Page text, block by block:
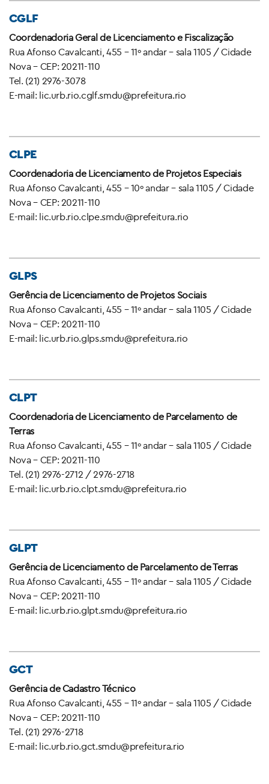
CGLF
Coordenadoria Geral de Licenciamento e Fiscalização
Rua Afonso Cavalcanti, 455 – 11º andar – sala 1105 / Cidade
Nova – CEP: 20211-110
Tel. (21) 2976-3078
E-mail: lic.urb.rio.cglf.smdu@prefeitura.rio
CLPE
Coordenadoria de Licenciamento de Projetos Especiais
Rua Afonso Cavalcanti, 455 – 10º andar – sala 1105 / Cidade
Nova – CEP: 20211-110
E-mail: lic.urb.rio.clpe.smdu@prefeitura.rio
GLPS
Gerência de Licenciamento de Projetos Sociais
Rua Afonso Cavalcanti, 455 – 11º andar – sala 1105 / Cidade
Nova – CEP: 20211-110
E-mail: lic.urb.rio.glps.smdu@prefeitura.rio
CLPT
Coordenadoria de Licenciamento de Parcelamento de
Terras
Rua Afonso Cavalcanti, 455 – 11º andar – sala 1105 / Cidade
Nova – CEP: 20211-110
Tel. (21) 2976-2712 / 2976-2718
E-mail: lic.urb.rio.clpt.smdu@prefeitura.rio
GLPT
Gerência de Licenciamento de Parcelamento de Terras
Rua Afonso Cavalcanti, 455 – 11º andar – sala 1105 / Cidade
Nova – CEP: 20211-110
E-mail: lic.urb.rio.glpt.smdu@prefeitura.rio
GCT
Gerência de Cadastro Técnico
Rua Afonso Cavalcanti, 455 – 11º andar – sala 1105 / Cidade
Nova – CEP: 20211-110
Tel. (21) 2976-2718
E-mail: lic.urb.rio.gct.smdu@prefeitura.rio